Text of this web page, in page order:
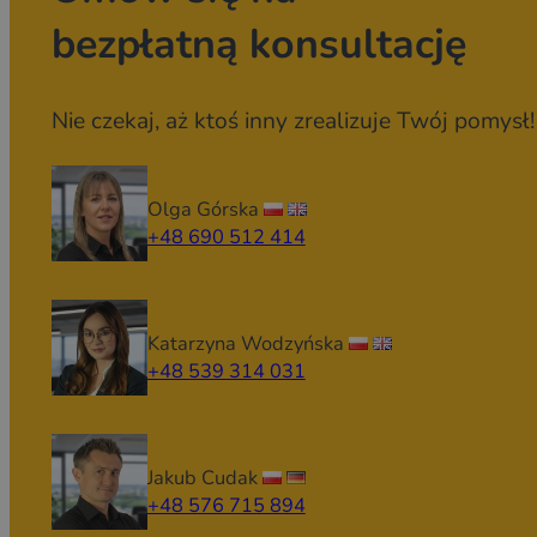
bezpłatną konsultację
Nie czekaj, aż ktoś inny zrealizuje Twój pomysł!
Olga Górska
+48 690 512 414
Katarzyna Wodzyńska
+48 539 314 031
Jakub Cudak
+48 576 715 894